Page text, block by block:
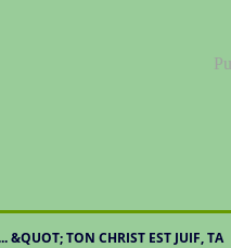
&QUOT; TON CHRIST EST JUIF, TA